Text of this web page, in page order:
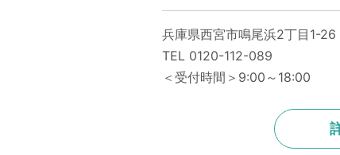
兵庫県西宮市鳴尾浜2丁目1-26
TEL 0120-112-089
＜受付時間＞9:00～18:00